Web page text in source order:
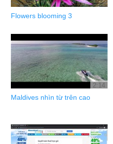
Flowers blooming 3
2:14
Maldives nhìn từ trên cao